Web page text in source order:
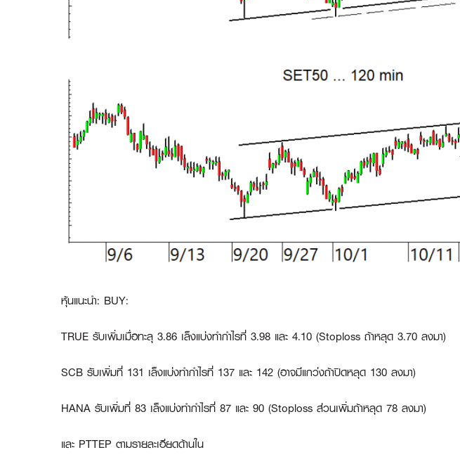
หุ้นแนะนำ: BUY:
TRUE รับเพิ่มเมื่อทะลุ 3.86 เล็งแบ่งทำกำไรที่ 3.98 และ 4.10 (Stoploss ถ้าหลุด 3.70 ลงมา)
SCB รับเพิ่มที่ 131 เล็งแบ่งทำกำไรที่ 137 และ 142 (อาจมีแกว่งถ้าปิดหลุด 130 ลงมา)
HANA รับเพิ่มที่ 83 เล็งแบ่งทำกำไรที่ 87 และ 90 (Stoploss ส่วนเพิ่มถ้าหลุด 78 ลงมา)
และ PTTEP ตามรายละเอียดด้านใน